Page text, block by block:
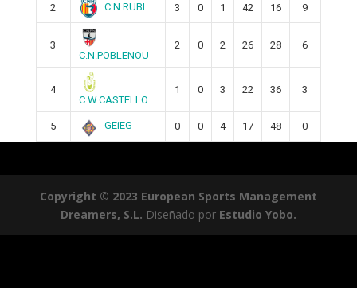
2 C.N.RUBI 3 0 1 42 16 9
3
C.N.POBLENOU
2 0 2 26 28 6
4
C.W.CASTELLO
1 0 3 22 36 3
5 GEiEG 0 0 4 17 48 0
Copyright © 2023 European Sports Management
Dreamers, S.L. Diseñado por Estudio Yobo.